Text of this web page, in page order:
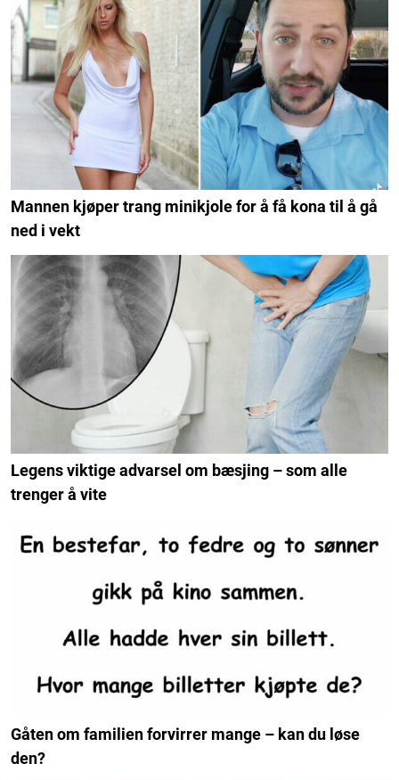
Mannen kjøper trang minikjole for å få kona til å gå
ned i vekt
Legens viktige advarsel om bæsjing – som alle
trenger å vite
Gåten om familien forvirrer mange – kan du løse
den?